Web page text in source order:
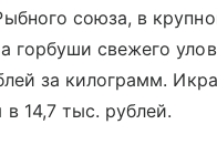
союза, в
горбуши свежего
за килограмм.
в 14,7 тыс. рублей.